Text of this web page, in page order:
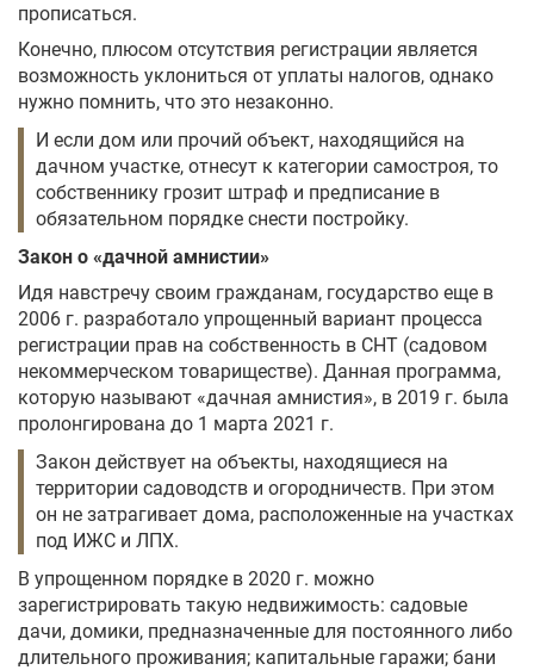
прописаться.
Конечно, плюсом отсутствия регистрации является
возможность уклониться от уплаты налогов, однако
нужно помнить, что это незаконно.
И если дом или прочий объект, находящийся на
дачном участке, отнесут к категории самостроя, то
собственнику грозит штраф и предписание в
обязательном порядке снести постройку.
Закон о «дачной амнистии»
Идя навстречу своим гражданам, государство еще в
2006 г. разработало упрощенный вариант процесса
регистрации прав на собственность в СНТ (садовом
некоммерческом товариществе). Данная программа,
которую называют «дачная амнистия», в 2019 г. была
пролонгирована до 1 марта 2021 г.
Закон действует на объекты, находящиеся на
территории садоводств и огородничеств. При этом
он не затрагивает дома, расположенные на участках
под ИЖС и ЛПХ.
В упрощенном порядке в 2020 г. можно
зарегистрировать такую недвижимость: садовые
дачи, домики, предназначенные для постоянного либо
длительного проживания; капитальные гаражи; бани